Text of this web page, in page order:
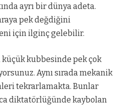
ayrı bir dünya adeta.
pek değdiğini
için ilginç gelebilir.
kubbesinde pek çok
Aynı sırada mekanik
tekrarlamakta. Bunlar
diktatörlüğünde kaybolan